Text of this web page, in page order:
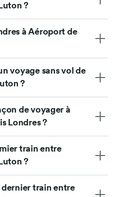
?
à Aéroport de
voyage sans vol de
?
de voyager à
Londres ?
train entre
?
train entre